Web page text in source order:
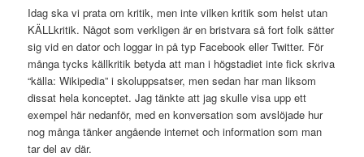
Idag ska vi prata om kritik, men inte vilken kritik som helst utan
KÄLLkritik. Något som verkligen är en bristvara så fort folk sätter
sig vid en dator och loggar in på typ Facebook eller Twitter. För
många tycks källkritik betyda att man i högstadiet inte fick skriva
“källa: Wikipedia” i skoluppsatser, men sedan har man liksom
dissat hela konceptet. Jag tänkte att jag skulle visa upp ett
exempel här nedanför, med en konversation som avslöjade hur
nog många tänker angående internet och information som man
tar del av där.